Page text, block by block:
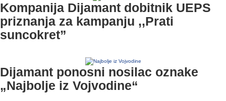
Kompanija Dijamant dobitnik UEPS
priznanja za kampanju ,,Prati
suncokret”
Dijamant ponosni nosilac oznake
„Najbolje iz Vojvodine“